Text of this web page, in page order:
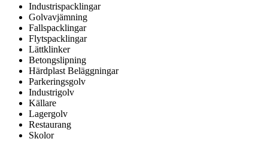
Industrispacklingar
Golvavjämning
Fallspacklingar
Flytspacklingar
Lättklinker
Betongslipning
Härdplast Beläggningar
Parkeringsgolv
Industrigolv
Källare
Lagergolv
Restaurang
Skolor